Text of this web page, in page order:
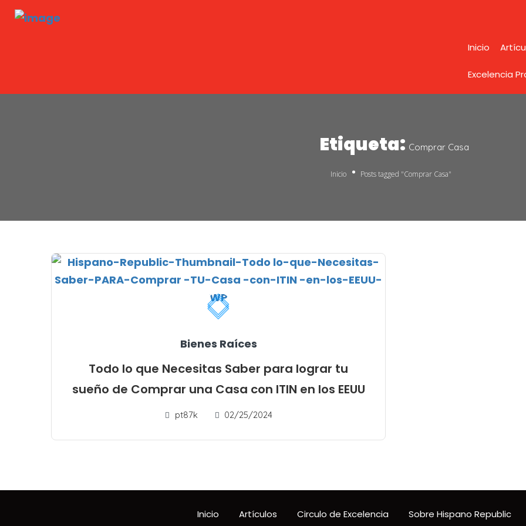
Inicio
Excelencia
Etiqueta: Comprar Casa
Inicio Posts tagged "Comprar Casa"
Bienes Raíces
Todo lo que Necesitas Saber para lograr tu
sueño de Comprar una Casa con ITIN en los EEUU
pt87k 02/25/2024
Inicio Artículos Circulo de Excelencia Sobre Hispano Republic